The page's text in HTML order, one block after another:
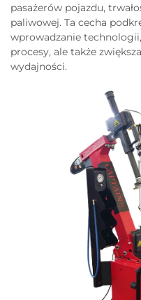
pasażerów pojazdu,
paliwowej. Ta cecha
wprowadzanie
procesy, ale także
wydajności.